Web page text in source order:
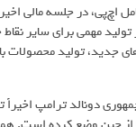
اچ‌پی، در جلسه مالی
مهمی برای سایر
جدید، تولید محصولات